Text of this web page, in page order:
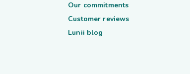
Our commitments
Customer reviews
Lunii blog